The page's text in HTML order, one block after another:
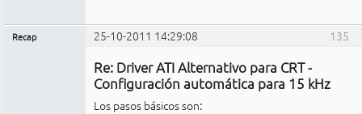
135
Recap 25-10-2011 14:29:08
Re: Driver ATI Alternativo para CRT -
Configuración automática para 15 kHz
Los pasos básicos son: